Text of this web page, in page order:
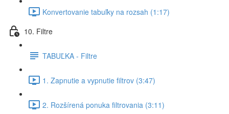
Konvertovanie tabuľky na rozsah (1:17)
10. Filtre
TABUĽKA - Filtre
1. Zapnutie a vypnutie filtrov (3:47)
2. Rozšírená ponuka filtrovania (3:11)